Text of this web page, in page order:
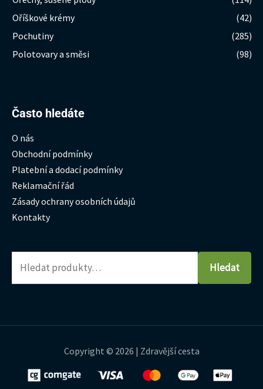
Oříškové krémy
(42)
Pochutiny
(285)
Polotovary a směsi
(98)
Často hledáte
O nás
Obchodní podmínky
Platební a dodací podmínky
Reklamační řád
Zásady ochrany osobních údajů
Kontakty
Hledat:
Hledat
Copyright © 2026 | Zdravější cesta